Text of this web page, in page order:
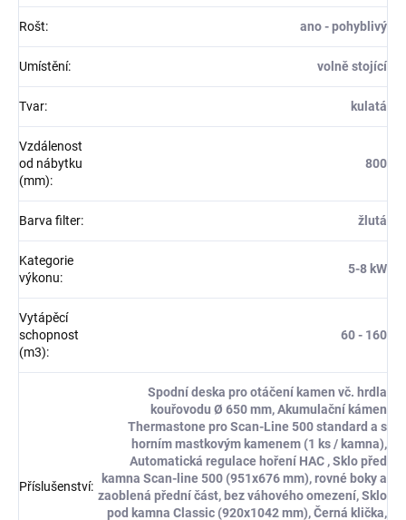
Rošt: ano - pohyblivý
Umístění: volně stojící
Tvar: kulatá
Vzdálenost
od nábytku
(mm):
800
Barva filter: žlutá
Kategorie
výkonu:
5-8 kW
Vytápěcí
schopnost
(m3):
60 - 160
Příslušenství:
Spodní deska pro otáčení kamen vč. hrdla
kouřovodu Ø 650 mm, Akumulační kámen
Thermastone pro Scan-Line 500 standard a s
horním mastkovým kamenem (1 ks / kamna),
Automatická regulace hoření HAC , Sklo před
kamna Scan-line 500 (951x676 mm), rovné boky a
zaoblená přední část, bez váhového omezení, Sklo
pod kamna Classic (920x1042 mm), Černá klička,